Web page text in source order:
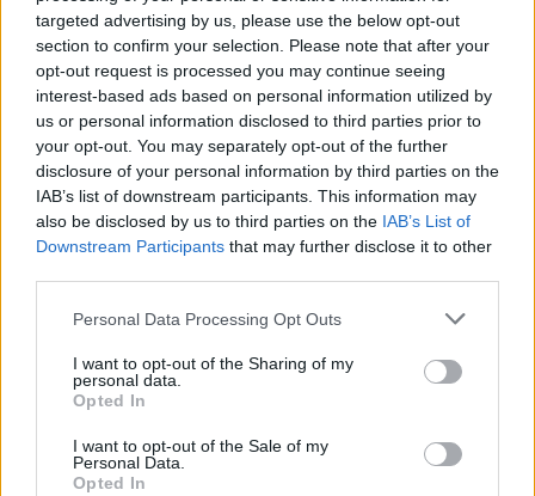
targeted advertising by us, please use the below opt-out
section to confirm your selection. Please note that after your
opt-out request is processed you may continue seeing
interest-based ads based on personal information utilized by
us or personal information disclosed to third parties prior to
your opt-out. You may separately opt-out of the further
disclosure of your personal information by third parties on the
IAB’s list of downstream participants. This information may
also be disclosed by us to third parties on the IAB’s List of
Downstream Participants that may further disclose it to other
Personal Data Processing Opt Outs
I want to opt-out of the Sharing of my
personal data.
Opted In
I want to opt-out of the Sale of my
Personal Data.
Opted In
Ακολουθήστε το OLAFAQ
στο Google News
Newsroom
Covid και εποχική γρίπη
φθινόπωρο γρίπη.